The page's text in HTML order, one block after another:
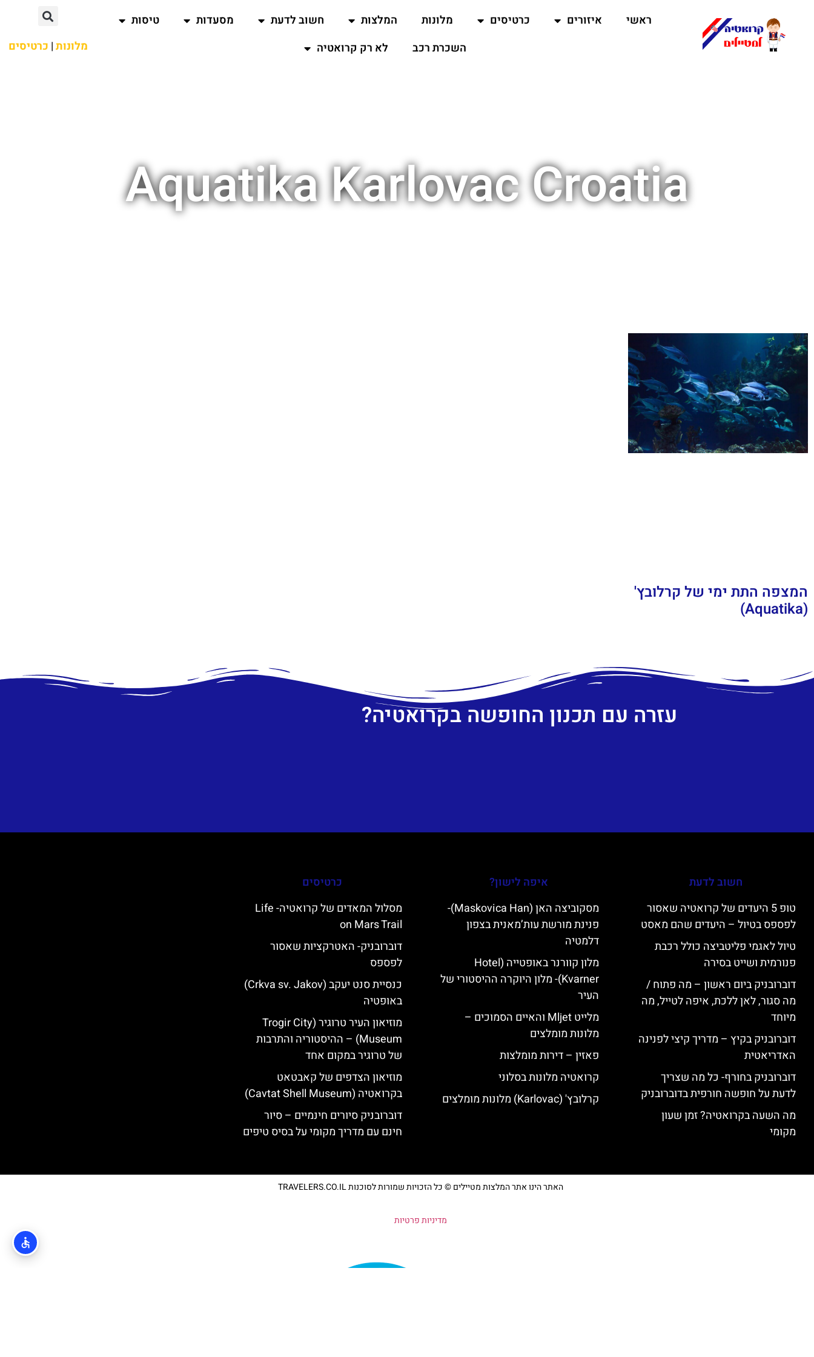
ראשי איזורים כרטיסים מלונות המלצות חשוב לדעת מסעדות
טיסות
השכרת רכב
לא רק קרואטיה מלונות| כרטיסים
Aquatika Karlovac Croatia
המצפה התת ימי של קרלובץ'
(Aquatika)
עזרה עם תכנון החופשה בקרואטיה?
חשוב לדעת
טופ 5 היעדים של קרואטיה שאסור
לפספס בטיול – היעדים שהם מאסט
טיול לאגמי פליטביצה כולל רכבת
פנורמית ושייט בסירה
דוברובניק ביום ראשון – מה פתוח /
מה סגור, לאן ללכת, איפה לטייל, מה
מיוחד
דוברובניק בקיץ – מדריך קיצי לפנינה
האדריאטית
דוברובניק בחורף- כל מה שצריך
לדעת על חופשה חורפית בדוברובניק
מה השעה בקרואטיה? זמן שעון
מקומי
איפה לישון?
מסקוביצה האן (Maskovica Han)-
פנינת מורשת עות’מאנית בצפון
דלמטיה
מלון קוורנר באופטייה (Hotel
Kvarner)- מלון היוקרה ההיסטורי של
העיר
מלייט Mljet והאיים הסמוכים –
מלונות מומלצים
פאזין – דירות מומלצות
קרואטיה מלונות בסלוני
קרלובץ' (Karlovac) מלונות מומלצים
כרטיסים
מסלול המאדים של קרואטיה- Life
on Mars Trail
דוברובניק- האטרקציות שאסור
לפספס
כנסיית סנט יעקב (Crkva sv. Jakov)
באופטיה
מוזיאון העיר טרוגיר (Trogir City
Museum) – ההיסטוריה והתרבות
של טרוגיר במקום אחד
מוזיאון הצדפים של קאבטאט
בקרואטיה (Cavtat Shell Museum)
דוברובניק סיורים חינמיים – סיור
חינם עם מדריך מקומי על בסיס טיפים
האתר הינו אתר המלצות מטיילים © כל הזכויות שמורות לסוכנות TRAVELERS.CO.IL
מדיניות פרטיות